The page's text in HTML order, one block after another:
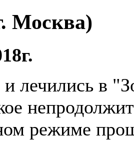
Москва)
лечились в
режиме